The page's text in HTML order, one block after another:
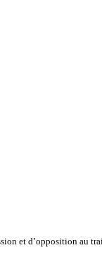
et d’opposition au